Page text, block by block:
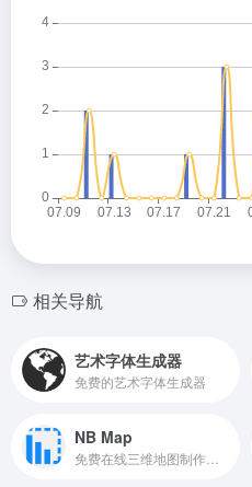
相关导航
艺术字体生成器
免费的艺术字体生成器
NB Map